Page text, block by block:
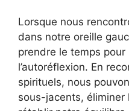
Lorsque nous
dans notre oreille
prendre le temps pour
l’autoréflexion. En
spirituels, nous
sous-jacents, éliminer